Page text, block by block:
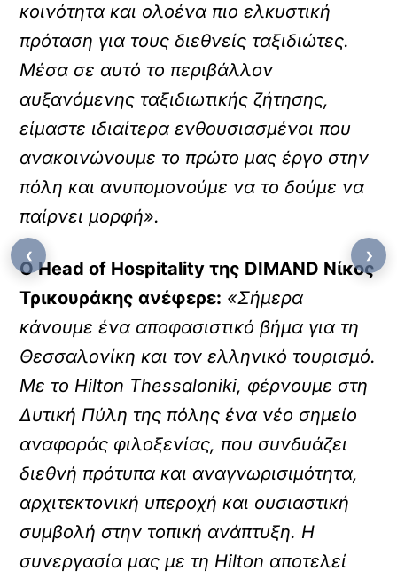
κοινότητα και ολοένα πιο ελκυστική
πρόταση για τους διεθνείς ταξιδιώτες.
Μέσα σε αυτό το περιβάλλον
αυξανόμενης ταξιδιωτικής ζήτησης,
είμαστε ιδιαίτερα ενθουσιασμένοι που
ανακοινώνουμε το πρώτο μας έργο στην
πόλη και ανυπομονούμε να το δούμε να
παίρνει μορφή».
Ο Head of Hospitality της DIMAND Νίκος
Τρικουράκης ανέφερε: «Σήμερα
κάνουμε ένα αποφασιστικό βήμα για τη
Θεσσαλονίκη και τον ελληνικό τουρισμό.
Με το Hilton Thessaloniki, φέρνουμε στη
Δυτική Πύλη της πόλης ένα νέο σημείο
αναφοράς φιλοξενίας, που συνδυάζει
διεθνή πρότυπα και αναγνωρισιμότητα,
αρχιτεκτονική υπεροχή και ουσιαστική
συμβολή στην τοπική ανάπτυξη. Η
συνεργασία μας με τη Hilton αποτελεί
‹ ›